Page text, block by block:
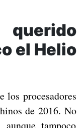
el Helio
los procesadores
de 2016. No